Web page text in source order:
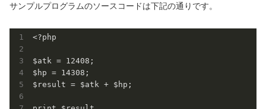
サンプルプログラムのソースコードは下記の通りです。
<?php
$atk = 12408;
$hp = 14308;
$result = $atk + $hp;